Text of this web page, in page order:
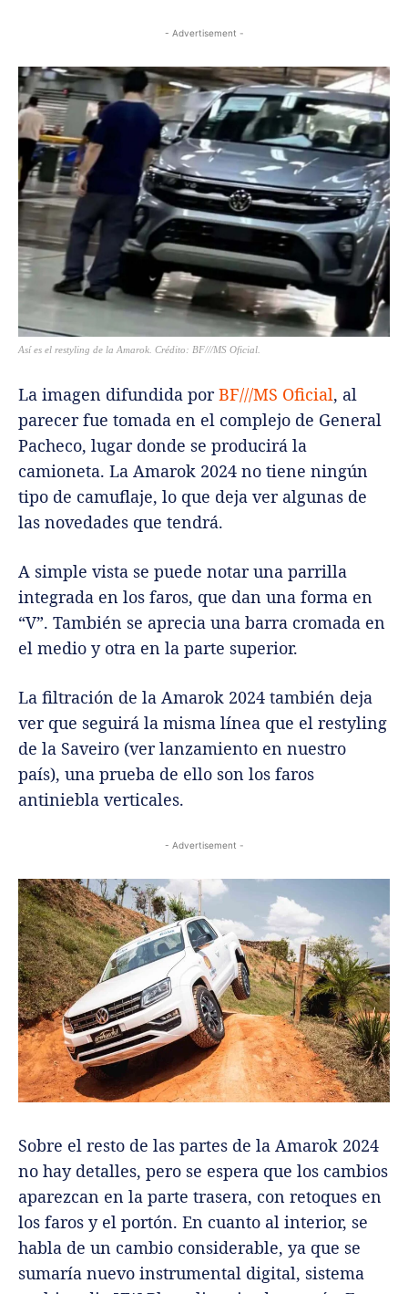
- Advertisement -
Así es el restyling de la Amarok. Crédito: BF///MS Oficial.
La imagen difundida porBF///MS Oficial, al
parecer fue tomada en el complejo de General
Pacheco, lugar donde se producirá la
camioneta. La Amarok 2024 no tiene ningún
tipo de camuflaje, lo que deja ver algunas de
las novedades que tendrá.
A simple vista se puede notar una parrilla
integrada en los faros, que dan una forma en
“V”. También se aprecia una barra cromada en
el medio y otra en la parte superior.
La filtración de la Amarok 2024 también deja
ver que seguirá la misma línea que el restyling
de la Saveiro (ver lanzamiento en nuestro
país), una prueba de ello son los faros
antiniebla verticales.
- Advertisement -
Sobre el resto de las partes de la Amarok 2024
no hay detalles, pero se espera que los cambios
aparezcan en la parte trasera, con retoques en
los faros y el portón. En cuanto al interior, se
habla de un cambio considerable, ya que se
sumaría nuevo instrumental digital, sistema